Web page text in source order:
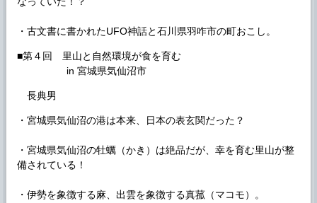
・古文書に書かれたUFO神話と石川県羽咋市の町おこし。
■第４回 里山と自然環境が食を育む
in 宮城県気仙沼市
長典男
・宮城県気仙沼の港は本来、日本の表玄関だった？
・宮城県気仙沼の牡蠣（かき）は絶品だが、幸を育む里山が整
備されている！
・伊勢を象徴する麻、出雲を象徴する真菰（マコモ）。